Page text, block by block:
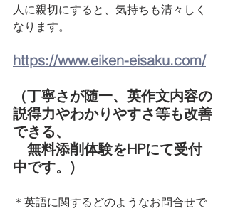
人に親切にすると、気持ちも清々しく
なります。
https://www.eiken-eisaku.com/
（丁寧さが随一、英作文内容の
説得力やわかりやすさ等も改善
できる、
無料添削体験をHPにて受付
中です。)
＊英語に関するどのようなお問合せで